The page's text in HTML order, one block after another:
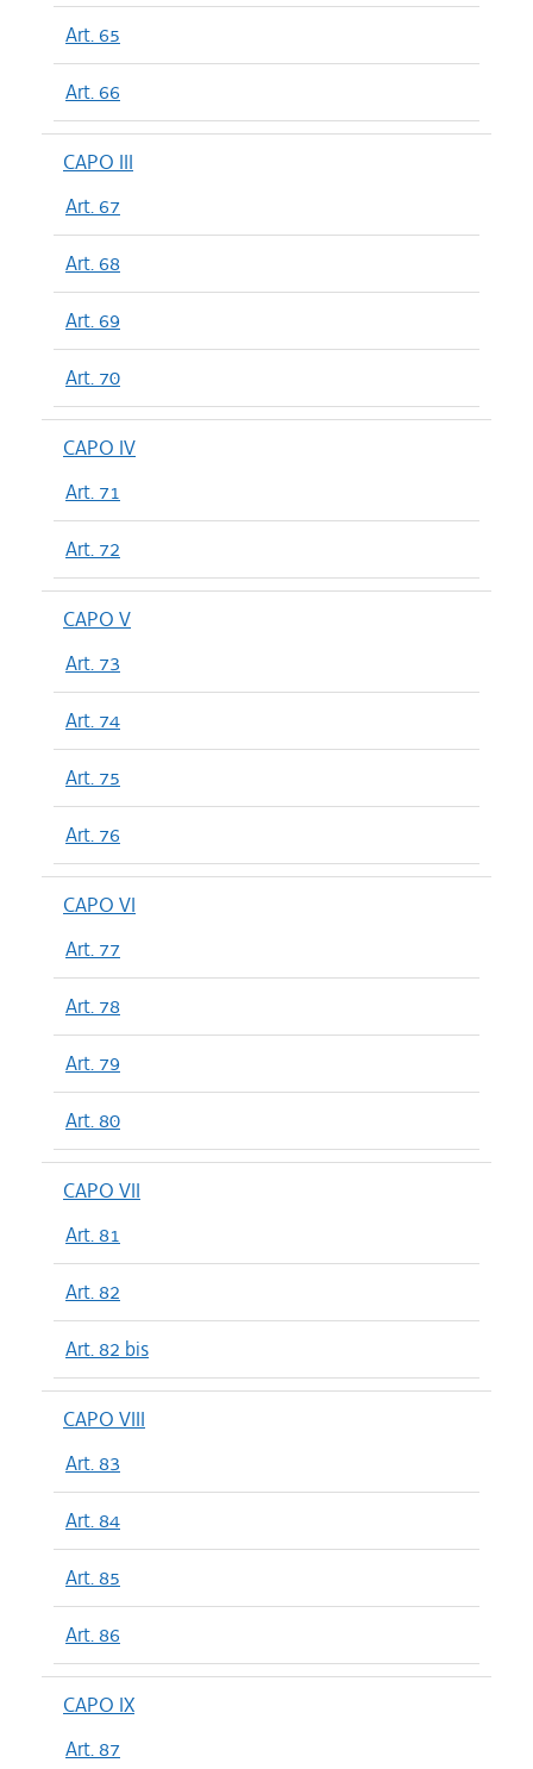
Art. 65
Art. 66
CAPO III
Art. 67
Art. 68
Art. 69
Art. 70
CAPO IV
Art. 71
Art. 72
CAPO V
Art. 73
Art. 74
Art. 75
Art. 76
CAPO VI
Art. 77
Art. 78
Art. 79
Art. 80
CAPO VII
Art. 81
Art. 82
Art. 82 bis
CAPO VIII
Art. 83
Art. 84
Art. 85
Art. 86
CAPO IX
Art. 87